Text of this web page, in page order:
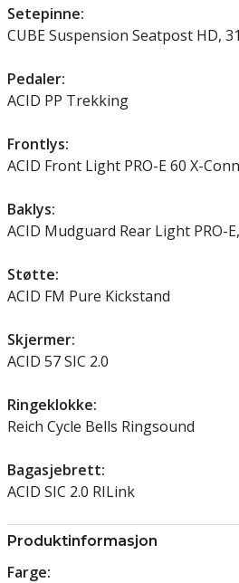
Setepinne:
CUBE Suspension Seatpost HD,
Pedaler:
ACID PP Trekking
Frontlys:
ACID Front Light PRO-E 60 X-
Baklys:
ACID Mudguard Rear Light PRO-
Støtte:
ACID FM Pure Kickstand
Skjermer:
ACID 57 SIC 2.0
Ringeklokke:
Reich Cycle Bells Ringsound
Bagasjebrett:
ACID SIC 2.0 RILink
Produktinformasjon
Farge: